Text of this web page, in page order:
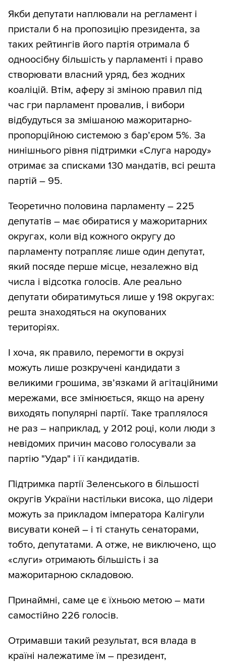
Якби депутати наплювали на регламент і
пристали б на пропозицію президента, за
таких рейтингів його партія отримала б
одноосібну більшість у парламенті і право
створювати власний уряд, без жодних
коаліцій. Втім, аферу зі зміною правил під
час гри парламент провалив, і вибори
відбудуться за змішаною мажоритарно-
пропорційною системою з бар’єром 5%. За
нинішнього рівня підтримки «Слуга народу»
отримає за списками 130 мандатів, всі решта
партій – 95.
Теоретично половина парламенту – 225
депутатів – має обиратися у мажоритарних
округах, коли від кожного округу до
парламенту потрапляє лише один депутат,
який посяде перше місце, незалежно від
числа і відсотка голосів. Але реально
депутати обиратимуться лише у 198 округах:
решта знаходяться на окупованих
територіях.
І хоча, як правило, перемогти в окрузі
можуть лише розкручені кандидати з
великими грошима, зв’язками й агітаційними
мережами, все змінюється, якщо на арену
виходять популярні партії. Таке траплялося
не раз – наприклад, у 2012 році, коли люди з
невідомих причин масово голосували за
партію "Удар" і її кандидатів.
Підтримка партії Зеленського в більшості
округів України настільки висока, що лідери
можуть за прикладом імператора Калігули
висувати коней – і ті стануть сенаторами,
тобто, депутатами. А отже, не виключено, що
«слуги» отримають більшість і за
мажоритарною складовою.
Принаймні, саме це є їхньою метою – мати
самостійно 226 голосів.
Отримавши такий результат, вся влада в
країні належатиме їм – президент,